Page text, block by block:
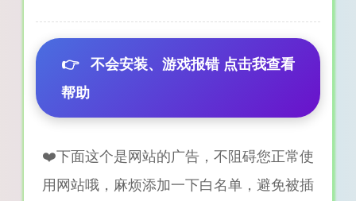
👉 不会安装、游戏报错 点击我查看
帮助
❤️下面这个是网站的广告，不阻碍您正常使
用网站哦，麻烦添加一下白名单，避免被插